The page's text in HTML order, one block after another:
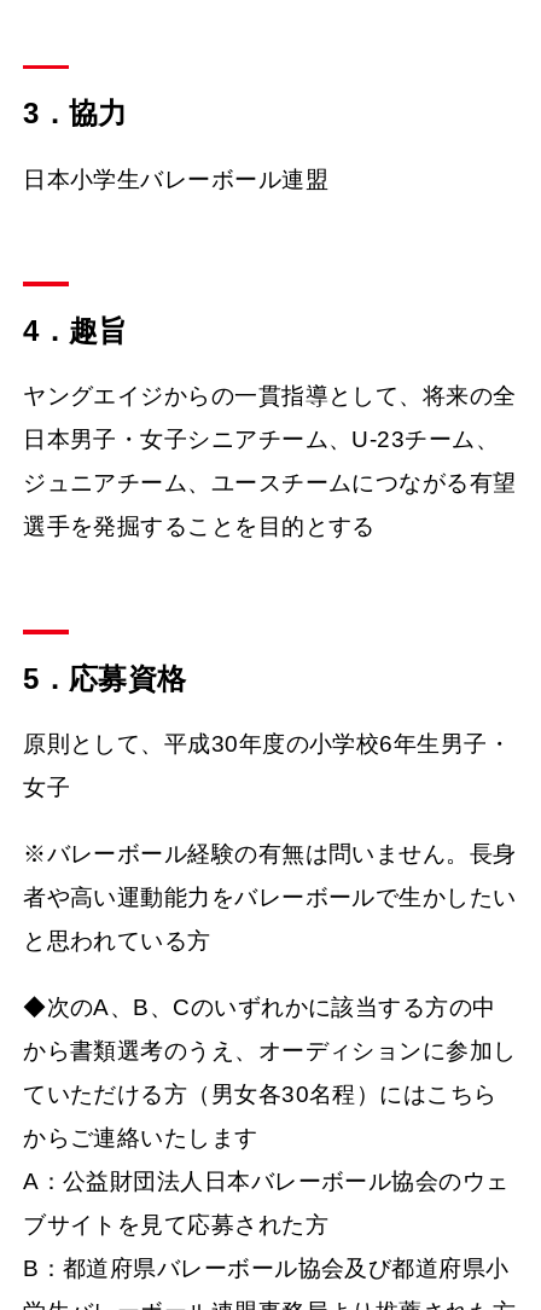
3．協力
日本小学生バレーボール連盟
4．趣旨
ヤングエイジからの一貫指導として、将来の全
日本男子・女子シニアチーム、U-23チーム、
ジュニアチーム、ユースチームにつながる有望
選手を発掘することを目的とする
5．応募資格
原則として、平成30年度の小学校6年生男子・
女子
※バレーボール経験の有無は問いません。長身
者や高い運動能力をバレーボールで生かしたい
と思われている方
◆次のA、B、Cのいずれかに該当する方の中
から書類選考のうえ、オーディションに参加し
ていただける方（男女各30名程）にはこちら
からご連絡いたします
A：公益財団法人日本バレーボール協会のウェ
ブサイトを見て応募された方
B：都道府県バレーボール協会及び都道府県小